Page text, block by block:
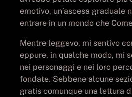
emotivo, un’ascesa
entrare in un mondo che
Mentre leggevo, mi sentivo
eppure, in qualche modo, mi
nei personaggi e nei loro
fondate. Sebbene alcune
gratis comunque una lettura